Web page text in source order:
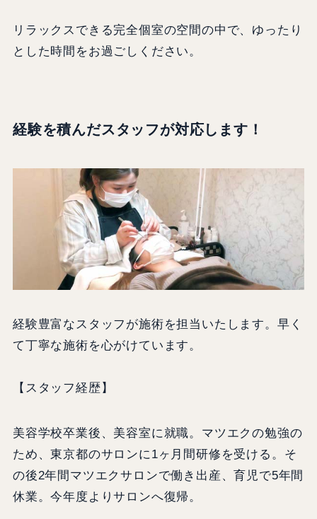
リラックスできる完全個室の空間の中で、ゆったり
とした時間をお過ごしください。
経験を積んだスタッフが対応します！
経験豊富なスタッフが施術を担当いたします。早く
て丁寧な施術を心がけています。
【スタッフ経歴】
美容学校卒業後、美容室に就職。マツエクの勉強の
ため、東京都のサロンに1ヶ月間研修を受ける。そ
の後2年間マツエクサロンで働き出産、育児で5年間
休業。今年度よりサロンへ復帰。